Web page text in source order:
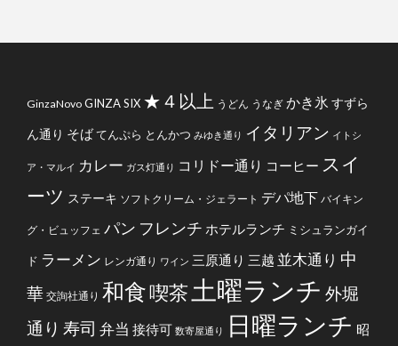
GinzaNovo GINZA SIX ★４以上 うどん うなぎ かき氷 すずら
ん通り そばてんぷら とんかつ みゆき通り イタリアン イトシ
ア・マルイ カレー ガス灯通り コリドー通り コーヒー スイ
ーツ ステーキ ソフトクリーム・ジェラート デパ地下 バイキン
グ・ビュッフェ パン フレンチ ホテルランチ ミシュランガイ
ド ラーメン レンガ通り ワイン 三原通り 三越 並木通り 中
華 交詢社通り 和食喫茶 土曜ランチ 外堀
通り 寿司 弁当 接待可 数寄屋通り 日曜ランチ 昭